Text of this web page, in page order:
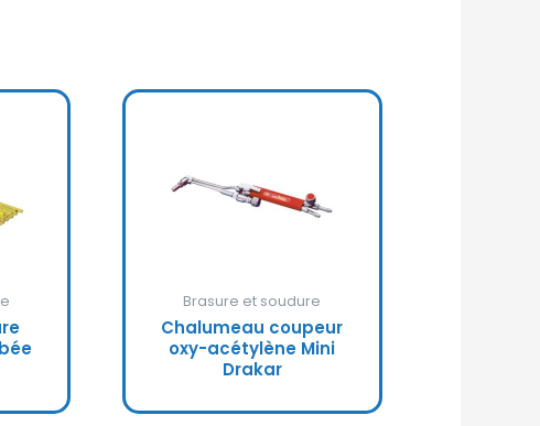
Brasure et soudure
Chalumeau coupeur
oxy-acétylène Mini
Drakar